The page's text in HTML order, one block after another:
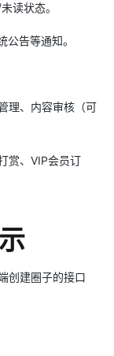
读状态。
告等通知。
理、内容审核（可
赏、VIP会员订
创建圈子的接口